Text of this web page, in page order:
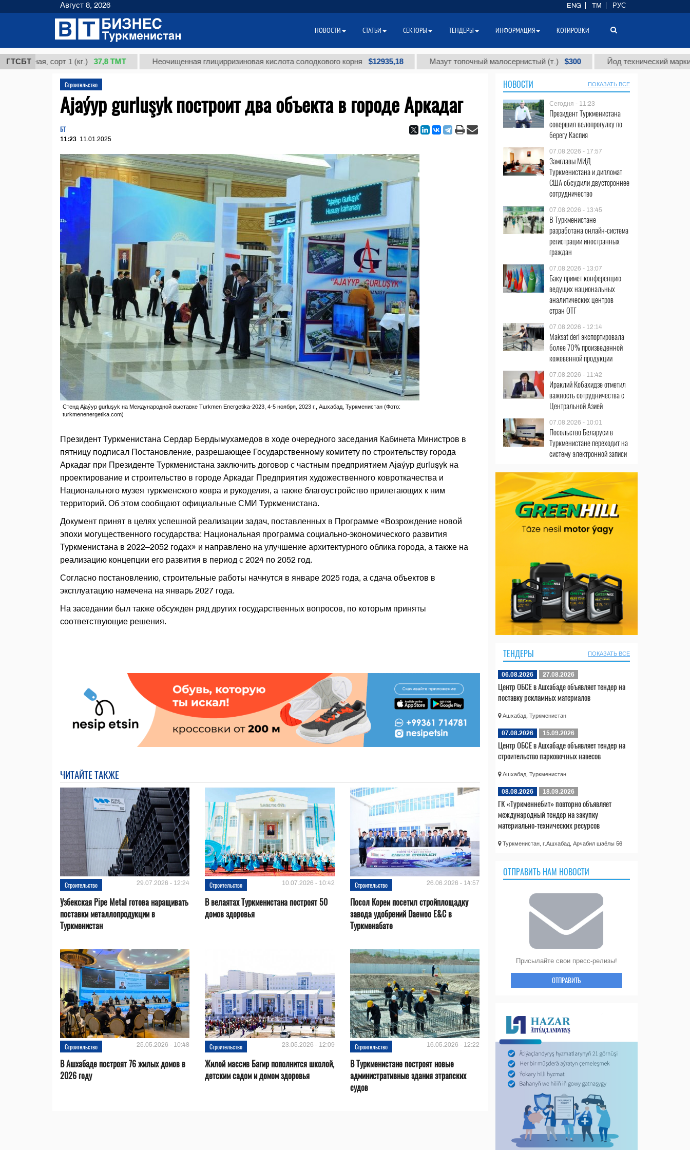
ГТСБТсорт 1 (кг.) 37,8 ТМТ Неочищенная глицирризиновая кислота солодкового корня $12935,18 Мазут топочный малосернистый (т.) $300 Йод технический марки "А" (т.)
Строительство
Ajaýyp gurluşyk построит два объекта в городе Аркадаг
БТ
11:23 11.01.2025
Стенд Ajaýyp gurluşyk на Международной выставке Turkmen Energetika-2023, 4-5 ноября, 2023 г., Ашхабад, Туркменистан (Фото:
turkmenenergetika.com)
Президент Туркменистана Сердар Бердымухамедов в ходе очередного заседания Кабинета Министров в
пятницу подписал Постановление, разрешающее Государственному комитету по строительству города
Аркадаг при Президенте Туркменистана заключить договор с частным предприятием Ajaýyp gurluşyk на
проектирование и строительство в городе Аркадаг Предприятия художественного ковроткачества и
Национального музея туркменского ковра и рукоделия, а также благоустройство прилегающих к ним
территорий. Об этом сообщают официальные СМИ Туркменистана.
Документ принят в целях успешной реализации задач, поставленных в Программе «Возрождение новой
эпохи могущественного государства: Национальная программа социально-экономического развития
Туркменистана в 2022–2052 годах» и направлено на улучшение архитектурного облика города, а также на
реализацию концепции его развития в период с 2024 по 2052 год.
Согласно постановлению, строительные работы начнутся в январе 2025 года, а сдача объектов в
эксплуатацию намечена на январь 2027 года.
На заседании был также обсужден ряд других государственных вопросов, по которым приняты
соответствующие решения.
ЧИТАЙТЕ ТАКЖЕ
Строительство 29.07.2026 - 12:24
Узбекская Pipe Metal готова наращивать
поставки металлопродукции в
Туркменистан
Строительство 10.07.2026 - 10:42
В велаятах Туркменистана построят 50
домов здоровья
Строительство 26.06.2026 - 14:57
Посол Кореи посетил стройплощадку
завода удобрений Daewoo E&C в
Туркменабате
Строительство 25.05.2026 - 10:48
В Ашхабаде построят 76 жилых домов в
2026 году
Строительство 23.05.2026 - 12:09
Жилой массив Багир пополнится школой,
детским садом и домом здоровья
Строительство 16.05.2026 - 12:22
В Туркменистане построят новые
административные здания этрапских
судов
НОВОСТИ ПОКАЗАТЬ ВСЕ
Сегодня - 11:23
Президент Туркменистана
совершил велопрогулку по
берегу Каспия
07.08.2026 - 17:57
Замглавы МИД
Туркменистана и дипломат
США обсудили двустороннее
сотрудничество
07.08.2026 - 13:45
В Туркменистане
разработана онлайн-система
регистрации иностранных
граждан
07.08.2026 - 13:07
Баку примет конференцию
ведущих национальных
аналитических центров
стран ОТГ
07.08.2026 - 12:14
Maksat deri экспортировала
более 70% произведенной
кожевенной продукции
07.08.2026 - 11:42
Ираклий Кобахидзе отметил
важность сотрудничества с
Центральной Азией
07.08.2026 - 10:01
Посольство Беларуси в
Туркменистане переходит на
систему электронной записи
ТЕНДЕРЫ ПОКАЗАТЬ ВСЕ
06.08.2026 27.08.2026
Центр ОБСЕ в Ашхабаде объявляет тендер на
поставку рекламных материалов
Ашхабад, Туркменистан
07.08.2026 15.09.2026
Центр ОБСЕ в Ашхабаде объявляет тендер на
строительство парковочных навесов
Ашхабад, Туркменистан
08.08.2026 18.09.2026
ГК «Туркменнебит» повторно объявляет
международный тендер на закупку
материально-технических ресурсов
Туркменистан, г.Ашхабад, Арчабил шаёлы 56
ОТПРАВИТЬ НАМ НОВОСТИ
Присылайте свои пресс-релизы!
ОТПРАВИТЬ
Август 8, 2026 ENG TM РУС
НОВОСТИ СТАТЬИ СЕКТОРЫ ТЕНДЕРЫ ИНФОРМАЦИЯ КОТИРОВКИ